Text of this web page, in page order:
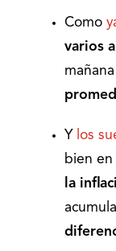
Como
varios
mañana
Y los
bien
la